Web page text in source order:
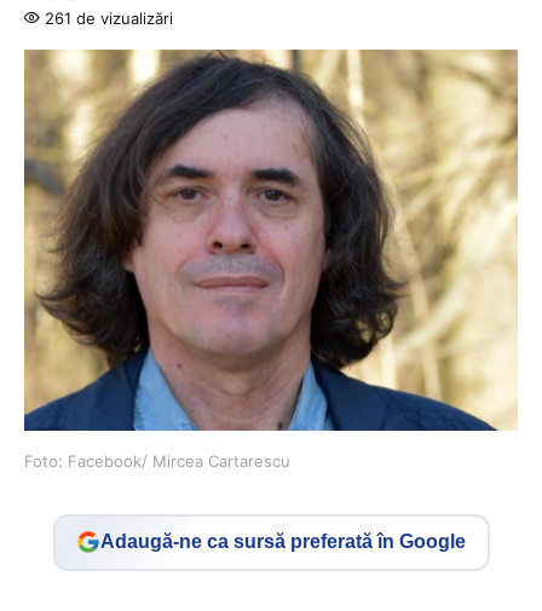
261 de vizualizări
Foto: Facebook/ Mircea Cartarescu
Adaugă-ne ca sursă preferată în Google